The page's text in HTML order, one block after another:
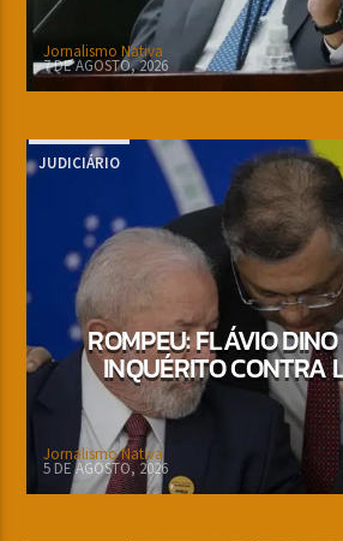
Jornalismo Nativa
7 DE AGOSTO, 2026
JUDICIÁRIO
ROMPEU: FLÁVIO
INQUÉRITO CONTRA
Jornalismo Nativa
5 DE AGOSTO, 2026